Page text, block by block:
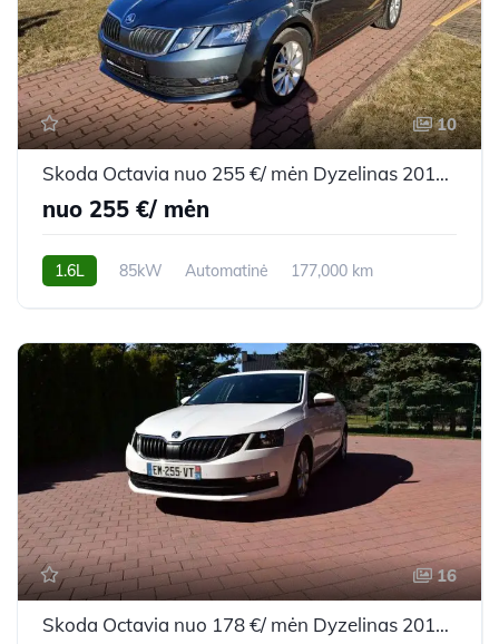
10
Skoda Octavia nuo 255 €/ mėn Dyzelinas 2018m. Universalas Automatinė
nuo 255 €/ mėn
1.6L 85kW Automatinė
177,000 km
16
Skoda Octavia nuo 178 €/ mėn Dyzelinas 2017m. Hečbekas Mechaninė